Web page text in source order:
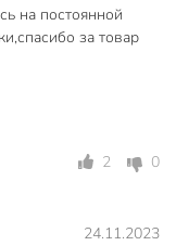
на постоянной
за товар
2 0
24.11.2023